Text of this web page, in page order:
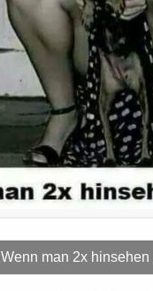
Wenn man 2x hinsehen